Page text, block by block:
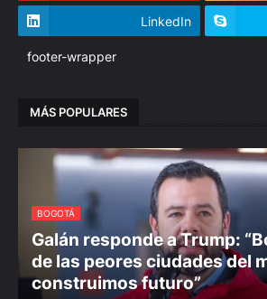
LinkedIn
footer-wrapper
MÁS POPULARES
BOGOTÁ
Galán responde a Trump:
de las peores ciudades del
construimos futuro”